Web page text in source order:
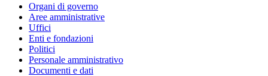
Organi di governo
Aree amministrative
Uffici
Enti e fondazioni
Politici
Personale amministrativo
Documenti e dati